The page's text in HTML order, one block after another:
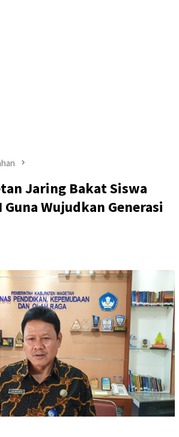
Jaring Bakat Siswa
Guna Wujudkan Generasi